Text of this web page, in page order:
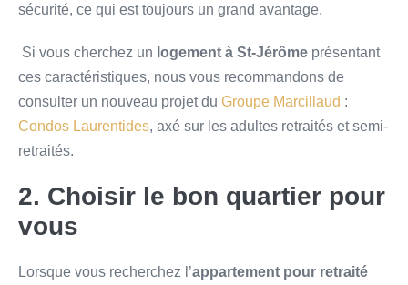
sécurité, ce qui est toujours un grand avantage.
Si vous cherchez un logement à St-Jérôme présentant
ces caractéristiques, nous vous recommandons de
consulter un nouveau projet du Groupe Marcillaud :
Condos Laurentides, axé sur les adultes retraités et semi-
retraités.
2. Choisir le bon quartier pour
vous
Lorsque vous recherchez l’appartement pour retraité